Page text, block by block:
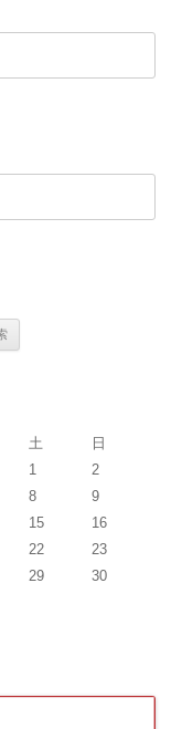
土
日
1
2
8
9
15
16
22
23
29
30